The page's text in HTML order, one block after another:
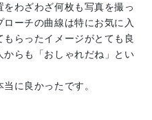
わざわざ何枚も写真を撮っ
ーチの曲線は特にお気に入
らったイメージがとても良
からも「おしゃれだね」とい
に良かったです。